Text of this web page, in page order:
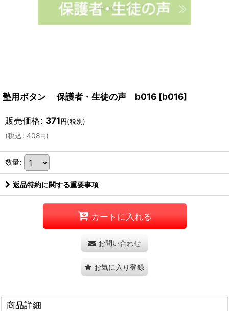
塾用ボタン 保護者・生徒の声 b016 [b016]
販売価格: 371円(税別)
(税込: 408円)
数量:
返品特約に関する重要事項
カートに入れる
お問い合わせ
お気に入り登録
商品詳細